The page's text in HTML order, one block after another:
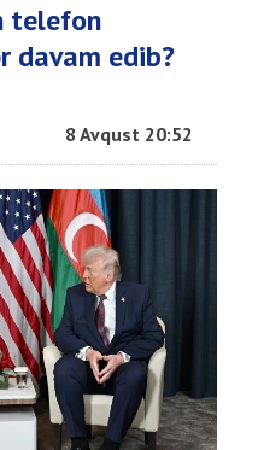
telefon
davam edib?
8 Avqust 20:52